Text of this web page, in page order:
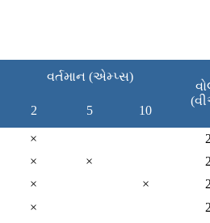
વર્તમાન (એમ્પ્સ)
2 5 10
×
× ×
× ×
×